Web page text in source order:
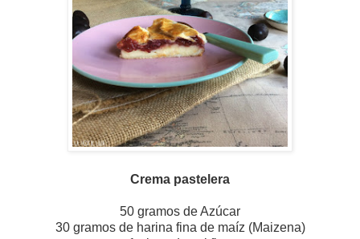
Crema pastelera
50 gramos de Azúcar
30 gramos de harina fina de maíz (Maizena)